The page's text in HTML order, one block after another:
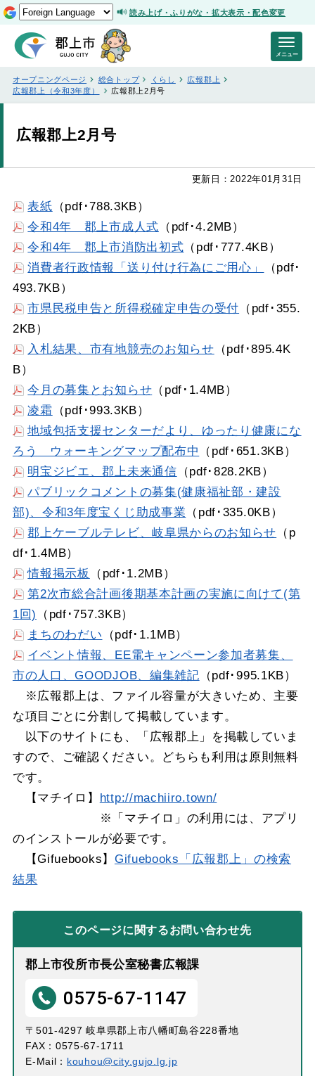
読み上げ・ふりがな・拡大表示・配色変更
オープニングページ 総合トップ くらし
広報郡上
広報郡上（令和3年度）
広報郡上2月号
広報郡上2月号
更新日：2022年01月31日
表紙 （pdf･788.3KB）
令和4年 郡上市成人式 （pdf･4.2MB）
令和4年 郡上市消防出初式 （pdf･777.4KB）
消費者行政情報「送り付け行為にご用心」
（pdf･
493.7KB）
市県民税申告と所得税確定申告の受付 （pdf･355.
2KB）
入札結果、市有地競売のお知らせ （pdf･895.4K
B）
今月の募集とお知らせ （pdf･1.4MB）
凌霜 （pdf･993.3KB）
地域包括支援センターだより、ゆったり健康にな
ろう ウォーキングマップ配布中
（pdf･651.3KB）
明宝ジビエ、郡上未来通信 （pdf･828.2KB）
パブリックコメントの募集(健康福祉部・建設
部)、令和3年度宝くじ助成事業 （pdf･335.0KB）
郡上ケーブルテレビ、岐阜県からのお知らせ （p
df･1.4MB）
情報掲示板
（pdf･1.2MB）
第2次市総合計画後期基本計画の実施に向けて(第
1回) （pdf･757.3KB）
まちのわだい （pdf･1.1MB）
イベント情報、EE電キャンペーン参加者募集、
市の人口、GOODJOB、編集雑記 （pdf･995.1KB）
※広報郡上は、ファイル容量が大きいため、主要
な項目ごとに分割して掲載しています。
以下のサイトにも、「広報郡上」を掲載していま
すので、ご確認ください。どちらも利用は原則無料
です。
【マチイロ】 http://machiiro.town/
※「マチイロ」の利用には、アプリ
のインストールが必要です。
【Gifuebooks】 Gifuebooks「広報郡上」の検索
結果
このページに関するお問い合わせ先
郡上市役所市長公室秘書広報課
0575-67-1147
〒501-4297 岐阜県郡上市八幡町島谷228番地
FAX：0575-67-1711
E-Mail： kouhou@city.gujo.lg.jp
メニュー